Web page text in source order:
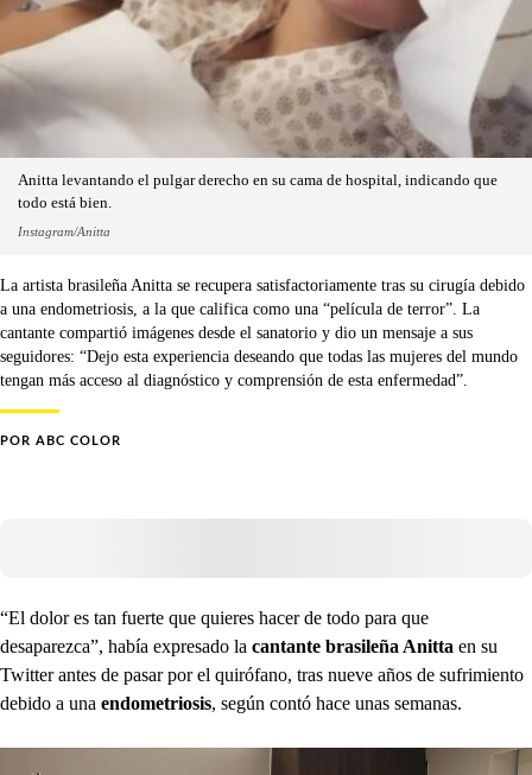
Anitta levantando el pulgar derecho en su cama de hospital, indicando que
todo está bien.
Instagram/Anitta
La artista brasileña Anitta se recupera satisfactoriamente tras su cirugía debido
a una endometriosis, a la que califica como una “película de terror”. La
cantante compartió imágenes desde el sanatorio y dio un mensaje a sus
seguidores: “Dejo esta experiencia deseando que todas las mujeres del mundo
tengan más acceso al diagnóstico y comprensión de esta enfermedad”.
POR ABC COLOR
“El dolor es tan fuerte que quieres hacer de todo para que
desaparezca”, había expresado la cantante brasileña Anitta en su
Twitter antes de pasar por el quirófano, tras nueve años de sufrimiento
debido a una endometriosis, según contó hace unas semanas.